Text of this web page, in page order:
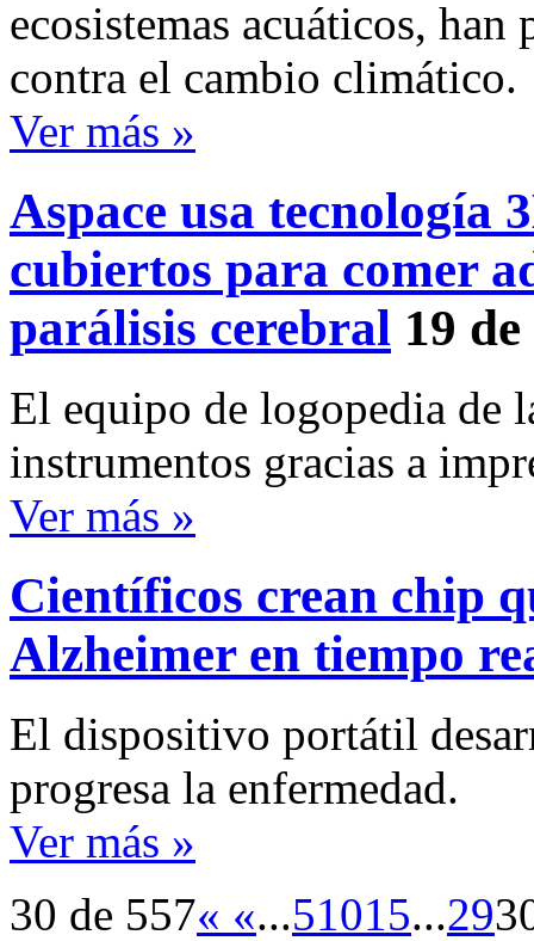
ecosistemas acuáticos, han
contra el cambio climático.
Ver más »
Aspace usa tecnología
cubiertos para comer
parálisis cerebral 19
El equipo de logopedia de
instrumentos gracias a
Ver más »
Científicos crean chip
Alzheimer en tiempo
El dispositivo portátil
progresa la enfermedad.
Ver más »
30 de 557« «...51015...29